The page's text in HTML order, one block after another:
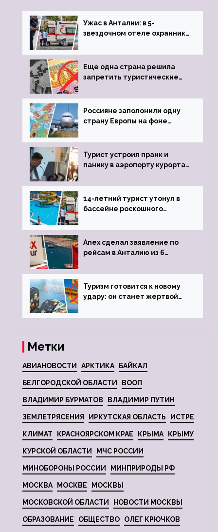
Ужас в Анталии: в 5-
звездочном отеле охранник
пистолета
Еще одна страна решила
запретить туристические
Россияне заполонили одну
страну Европы на фоне
виз
Турист устроил пранк и
панику в аэропорту курорта,
задержке рейса
14-летний турист утонул в
бассейне роскошного
Anex сделал заявление по
рейсам в Анталию из 6
Туризм готовится к новому
удару: он станет жертвой
Метки
АВИАНОВОСТИ АРКТИКА БАЙКАЛ
БЕЛГОРОДСКОЙ ОБЛАСТИ ВООП
ВЛАДИМИР БУРМАТОВ ВЛАДИМИР ПУТИН
ЗЕМЛЕТРЯСЕНИЯ ИРКУТСКАЯ ОБЛАСТЬ ИСТРЕ
КЛИМАТ КРАСНОЯРСКОМ КРАЕ КРЫМА КРЫМУ
КУРСКОЙ ОБЛАСТИ МЧС РОССИИ
МИНОБОРОНЫ РОССИИ МИНПРИРОДЫ РФ
МОСКВА МОСКВЕ МОСКВЫ
МОСКОВСКОЙ ОБЛАСТИ НОВОСТИ МОСКВЫ
ОБРАЗОВАНИЕ ОБЩЕСТВО ОЛЕГ КРЮЧКОВ